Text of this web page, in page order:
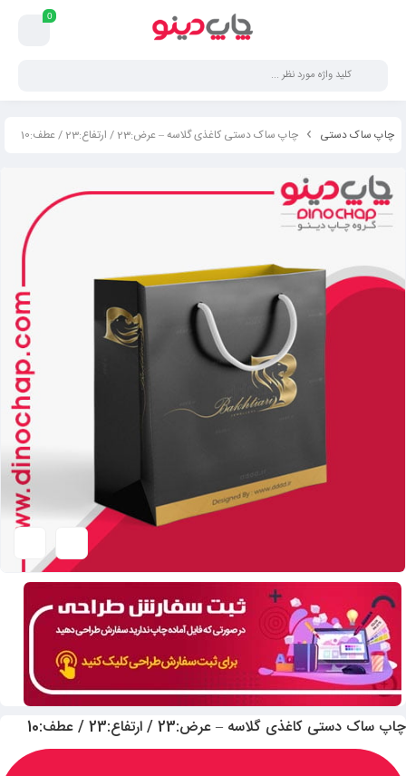
0
چاپ ساک دستی چاپ ساک دستی کاغذی گلاسه – عرض:23 / ارتفاع:23 / عطف:10
چاپ ساک دستی کاغذی گلاسه – عرض:23 / ارتفاع:23 / عطف:10